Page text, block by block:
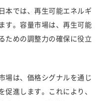
本では、再生可能エネルギ
す。容量市場は、再生可能
ための調整力の確保に役立
場は、価格シグナルを通じ
促進します。これにより、